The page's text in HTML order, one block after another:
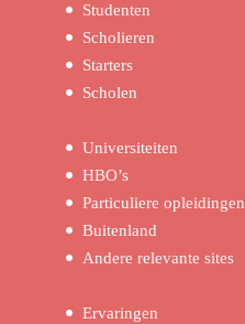
Studenten
Scholieren
Starters
Scholen
Universiteiten
HBO’s
Particuliere opleidingen
Buitenland
Andere relevante sites
Ervaringen